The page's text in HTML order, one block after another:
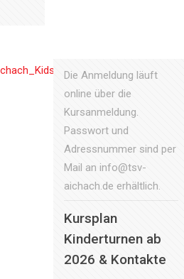
Die Anmeldung läuft
online über die
Kursanmeldung.
Passwort und
Adressnummer sind per
Mail an info@tsv-
aichach.de erhältlich.
Kursplan
Kinderturnen ab
2026 & Kontakte